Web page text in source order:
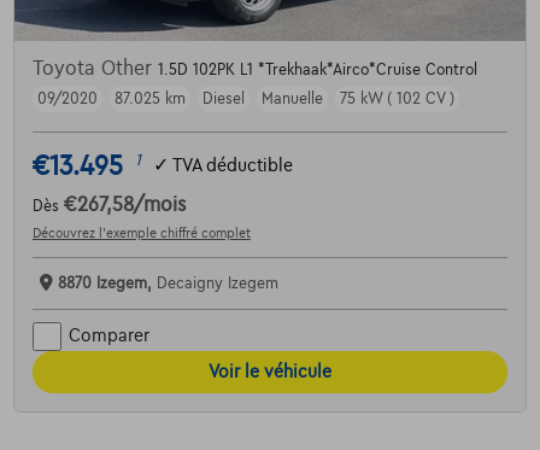
Toyota Other 1.5D 102PK L1 *Trekhaak*Airco*Cruise Control
09/2020
87.025 km Diesel Manuelle 75 kW ( 102 CV )
€13.495 1 ✓ TVA déductible
Dès €267,58/mois
Découvrez l’exemple chiffré complet
8870 Izegem, Decaigny Izegem
Comparer
Voir le véhicule